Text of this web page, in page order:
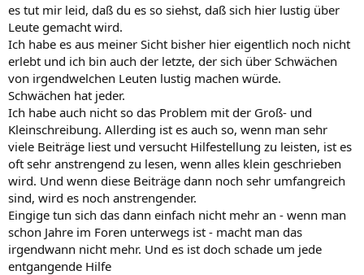
Gruß Hans
es tut mir leid, daß du es so siehst, daß sich hier lustig über
Leute gemacht wird.
Ich habe es aus meiner Sicht bisher hier eigentlich noch nicht
erlebt und ich bin auch der letzte, der sich über Schwächen
von irgendwelchen Leuten lustig machen würde.
Schwächen hat jeder.
Ich habe auch nicht so das Problem mit der Groß- und
Kleinschreibung. Allerding ist es auch so, wenn man sehr
viele Beiträge liest und versucht Hilfestellung zu leisten, ist es
oft sehr anstrengend zu lesen, wenn alles klein geschrieben
wird. Und wenn diese Beiträge dann noch sehr umfangreich
sind, wird es noch anstrengender.
Eingige tun sich das dann einfach nicht mehr an - wenn man
schon Jahre im Foren unterwegs ist - macht man das
irgendwann nicht mehr. Und es ist doch schade um jede
entgangende Hilfe